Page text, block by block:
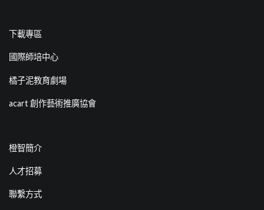
下載專區
國際師培中心
橘子泥教育劇場
acart 創作藝術推廣協會
橙智簡介
人才招募
聯繫方式